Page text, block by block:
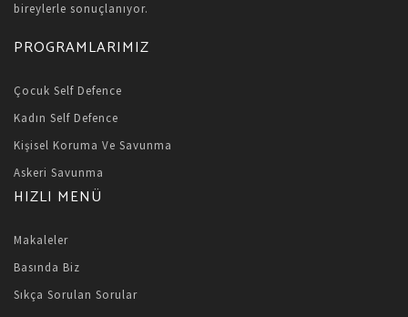
bireylerle sonuçlanıyor.
PROGRAMLARIMIZ
Çocuk Self Defence
Kadın Self Defence
Kişisel Koruma Ve Savunma
Askeri Savunma
HIZLI MENÜ
Makaleler
Basında Biz
Sıkça Sorulan Sorular